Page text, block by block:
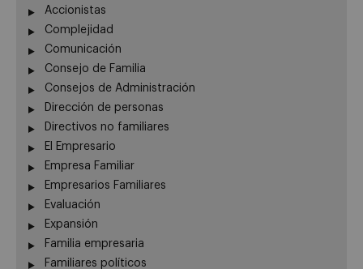
Accionistas
Complejidad
Comunicación
Consejo de Familia
Consejos de Administración
Dirección de personas
Directivos no familiares
El Empresario
Empresa Familiar
Empresarios Familiares
Evaluación
Expansión
Familia empresaria
Familiares políticos